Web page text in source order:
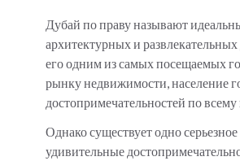
Дубай по праву называют
архитектурных и
его одним из самых посещаемых
рынку недвижимости, население
достопримечательностей по
Однако существует одно
удивительные